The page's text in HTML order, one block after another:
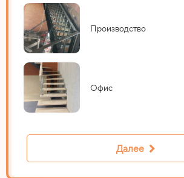
Производство
Офис
Далее